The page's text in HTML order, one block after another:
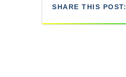
SHARE THIS POST: